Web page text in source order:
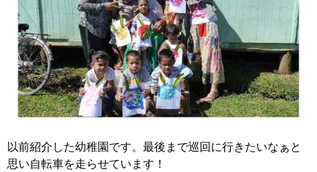
以前紹介した幼稚園です。最後まで巡回に行きたいなぁと
思い自転車を走らせています！